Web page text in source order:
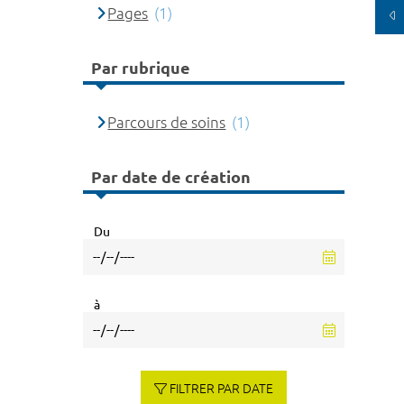
Pages (1)
Par rubrique
Parcours de soins (1)
Par date de création
Du
à
FILTRER PAR DATE